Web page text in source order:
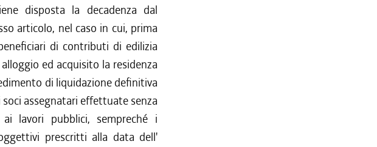
disposta la decadenza dal
articolo, nel caso in cui, prima
di contributi di edilizia
ed acquisito la residenza
di liquidazione definitiva
assegnatari effettuate senza
lavori pubblici, sempreché i
prescritti alla data dell'